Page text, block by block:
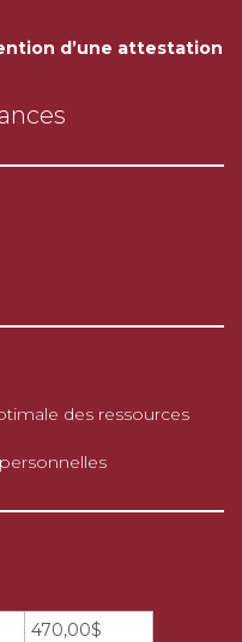
d’une attestation
des ressources
470,00$